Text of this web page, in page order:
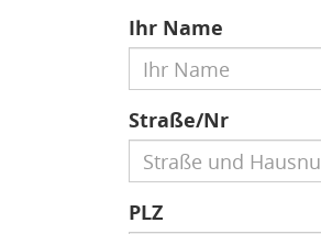
Ihr Name
Straße/Nr
PLZ